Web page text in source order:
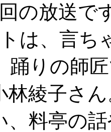
の放送で
は、言ち
踊りの師
林綾子さ
、料亭の